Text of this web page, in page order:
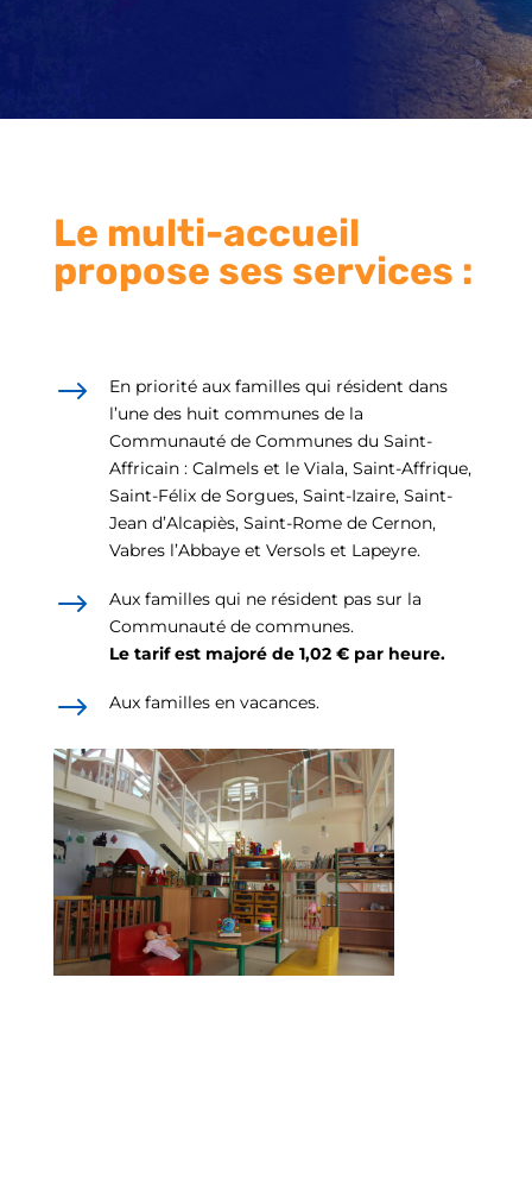
Le multi-accueil
propose ses services :
$
En priorité aux familles qui résident dans
l’une des huit communes de la
Communauté de Communes du Saint-
Affricain : Calmels et le Viala, Saint-Affrique,
Saint-Félix de Sorgues, Saint-Izaire, Saint-
Jean d’Alcapiès, Saint-Rome de Cernon,
Vabres l’Abbaye et Versols et Lapeyre.
$
Aux familles qui ne résident pas sur la
Communauté de communes.
Le tarif est majoré de 1,02 € par heure.
$ Aux familles en vacances.